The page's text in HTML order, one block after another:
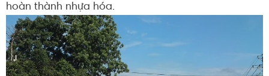
hoàn thành nhựa hóa.